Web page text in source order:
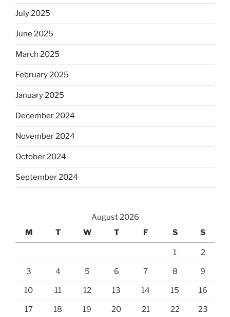
July 2025
June 2025
March 2025
February 2025
January 2025
December 2024
November 2024
October 2024
September 2024
August 2026
M
T W T F S S
1 2
3 4 5 6 7 8 9
10 11 12 13 14 15 16
17 18 19 20 21 22 23